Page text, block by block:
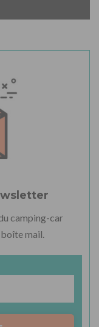
camping-car
mail.